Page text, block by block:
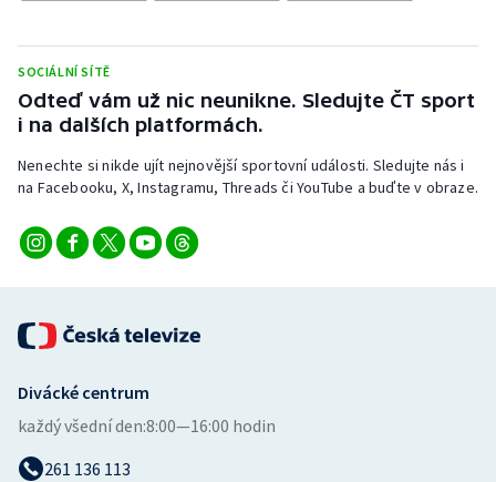
SOCIÁLNÍ SÍTĚ
Odteď vám už nic neunikne. Sledujte ČT sport
i na dalších platformách.
Nenechte si nikde ujít nejnovější sportovní události. Sledujte nás i
na Facebooku, X, Instagramu, Threads či YouTube a buďte v obraze.
Divácké centrum
každý všední den:8:00—16:00 hodin
261 136 113